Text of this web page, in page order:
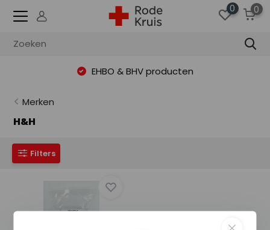
0 0
EHBO & BHV producten
Merken
H&H
Filters